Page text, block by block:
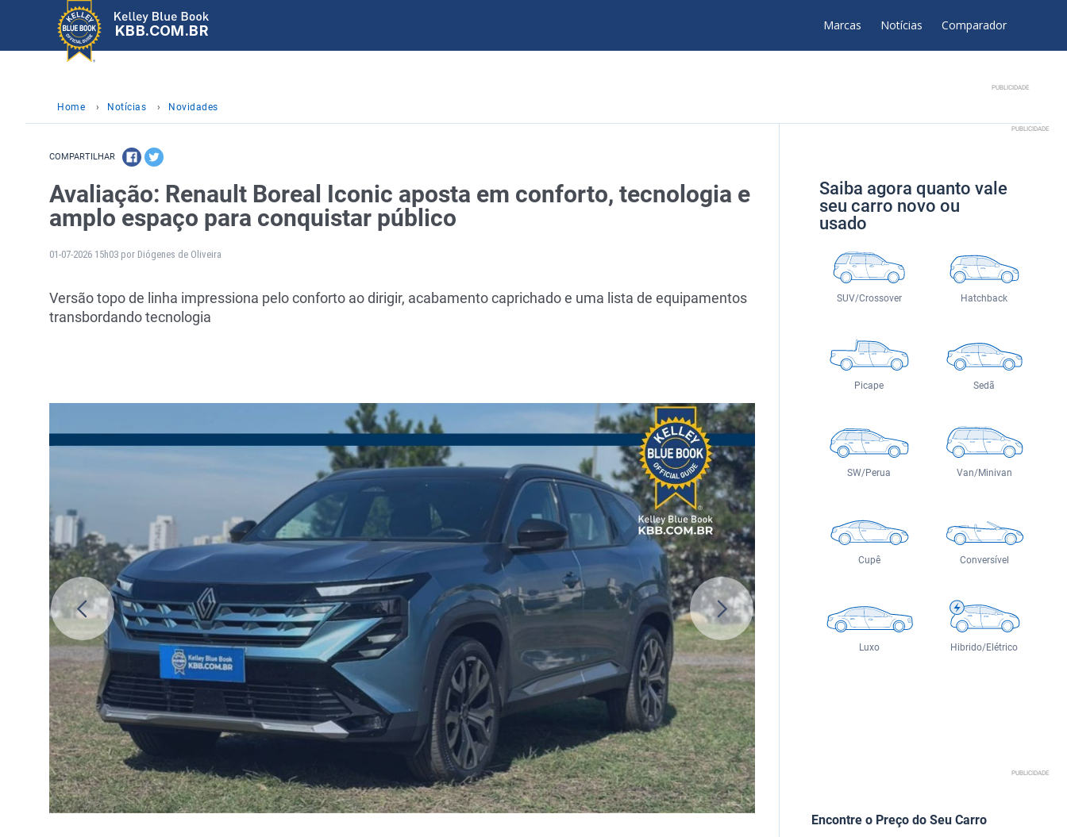
KBB.COM.BR Marcas Notícias Comparador
PUBLICIDADE
Home › Notícias › Novidades
COMPARTILHAR
Avaliação: Renault Boreal Iconic aposta em conforto, tecnologia e
amplo espaço para conquistar público
01-07-2026 15h03 por Diógenes de Oliveira
Versão topo de linha impressiona pelo conforto ao dirigir, acabamento caprichado e uma lista de equipamentos
transbordando tecnologia
PUBLICIDADE
Saiba agora quanto vale
seu carro novo ou
usado
SUV/Crossover Hatchback
Picape Sedã
SW/Perua Van/Minivan
Cupê Conversível
Luxo Hibrido/Elétrico
PUBLICIDADE
Encontre o Preço do Seu Carro